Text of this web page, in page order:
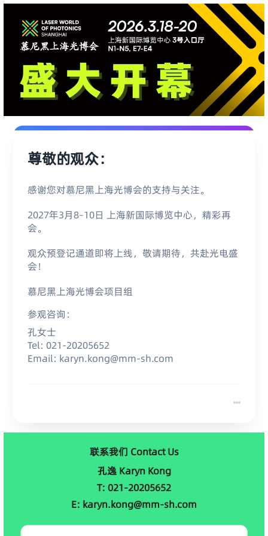
尊敬的观众：
感谢您对慕尼黑上海光博会的支持与关注。
2027年3月8–10日 上海新国际博览中心，精彩再
会。
观众预登记通道即将上线，敬请期待，共赴光电盛
会！
慕尼黑上海光博会项目组
参观咨询：
孔女士
Tel: 021-20205652
Email: karyn.kong@mm-sh.com
联系我们 Contact Us
孔逸 Karyn Kong
T: 021-20205652
E: karyn.kong@mm-sh.com